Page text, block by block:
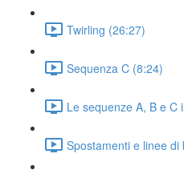
Twirling (26:27)
Sequenza C (8:24)
Le sequenze A, B e C
Spostamenti e linee di